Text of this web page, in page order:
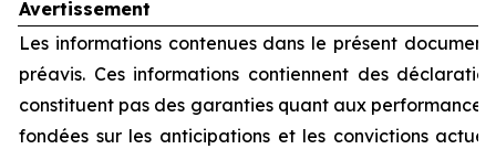
Avertissement
Les informations contenues dans le présent
préavis. Ces informations contiennent des
constituent pas des garanties quant aux
fondées sur les anticipations et les convictions